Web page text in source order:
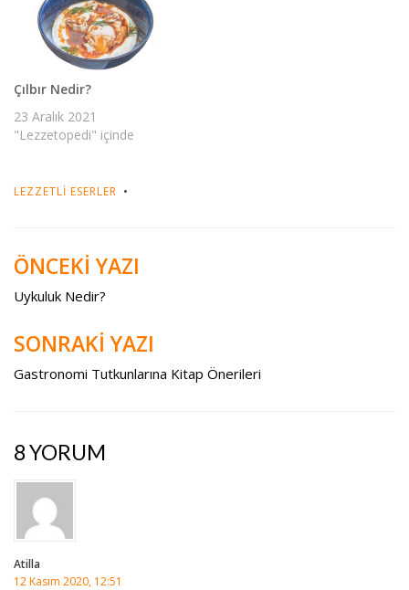
Çılbır Nedir?
23 Aralık 2021
"Lezzetopedi" içinde
LEZZETLI ESERLER
Yazı
gezinmesi
ÖNCEKİ YAZI
Uykuluk Nedir?
SONRAKİ YAZI
Gastronomi Tutkunlarına Kitap Önerileri
8 YORUM
Atilla
12 Kasım 2020, 12:51